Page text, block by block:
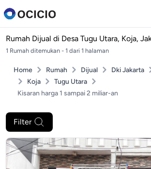
Rumah Dijual di Desa Tugu Utara, Koja,
1 Rumah ditemukan - 1 dari 1 halaman
Home Rumah Dijual Dki Jakarta
Koja
Tugu Utara
Kisaran harga 1 sampai 2 miliar-an
Filter